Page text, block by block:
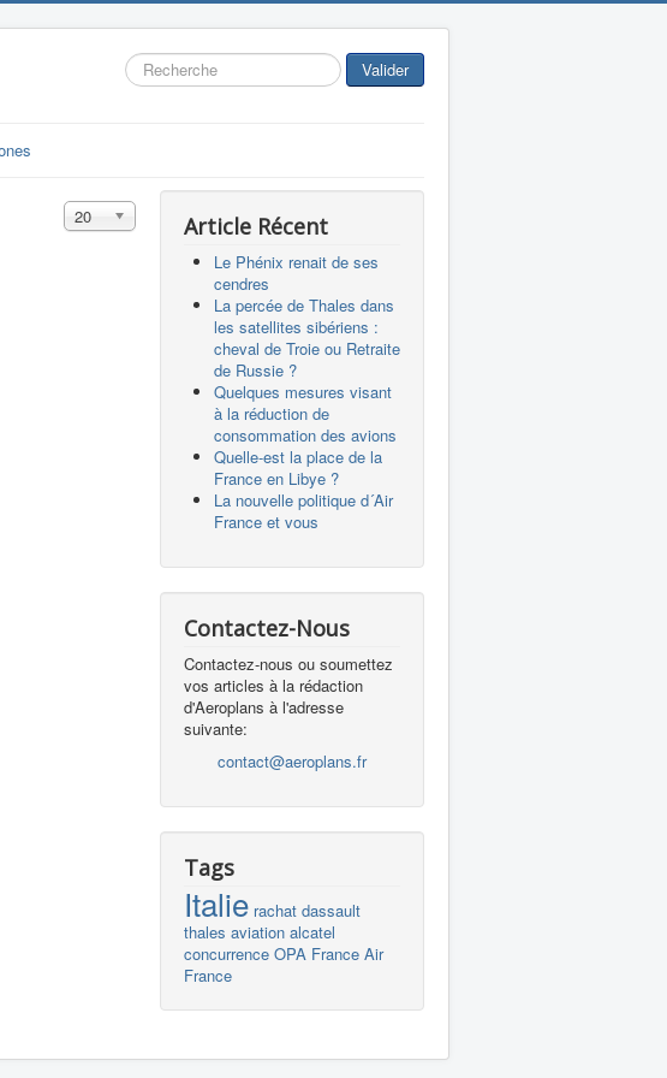
Rechercher Valider
Affichage #
20
Article Récent
Le Phénix renait de ses
cendres
La percée de Thales dans
les satellites sibériens :
cheval de Troie ou Retraite
de Russie ?
Quelques mesures visant
à la réduction de
consommation des avions
Quelle-est la place de la
France en Libye ?
La nouvelle politique d´Air
France et vous
Contactez-Nous
Contactez-nous ou soumettez
vos articles à la rédaction
d'Aeroplans à l'adresse
suivante:
contact@aeroplans.fr
Tags
Italie rachat dassault
thales aviation alcatel
concurrence OPA France Air
France